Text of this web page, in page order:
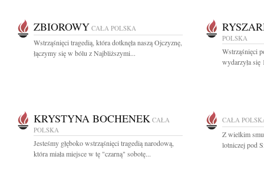
ZBIOROWY CAŁA POLSKA
Wstrząśnięci tragedią, która dotknęła naszą Ojczyznę,
łączymy się w bólu z Najbliższymi...
POLSKA
Wstrząśnięci
wydarzyła
KRYSTYNA BOCHENEK CAŁA
POLSKA
Jesteśmy głęboko wstrząśnięci tragedią narodową,
która miała miejsce w tę "czarną" sobotę...
CAŁA
Z wielkim
lotniczej pod